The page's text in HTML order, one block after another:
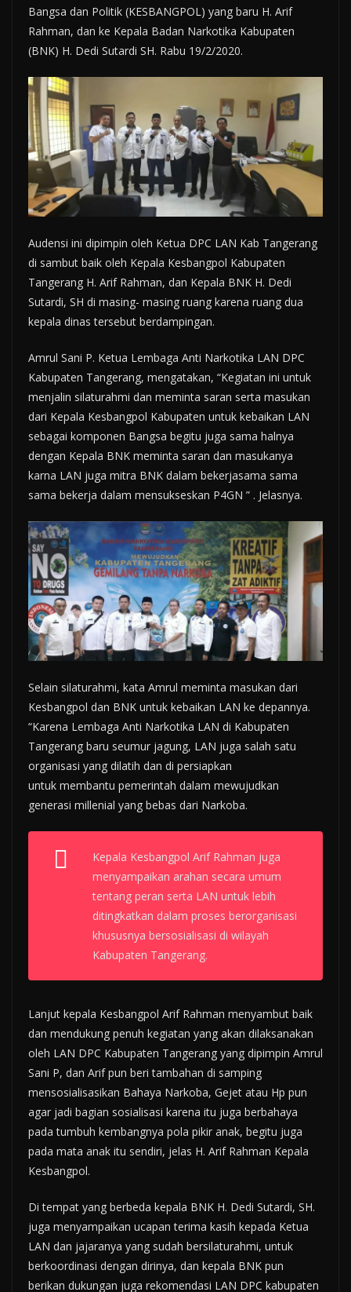
Bangsa dan Politik (KESBANGPOL) yang baru H. Arif
Rahman, dan ke Kepala Badan Narkotika Kabupaten
(BNK) H. Dedi Sutardi SH. Rabu 19/2/2020.
Audensi ini dipimpin oleh Ketua DPC LAN Kab Tangerang
di sambut baik oleh Kepala Kesbangpol Kabupaten
Tangerang H. Arif Rahman, dan Kepala BNK H. Dedi
Sutardi, SH di masing- masing ruang karena ruang dua
kepala dinas tersebut berdampingan.
Amrul Sani P. Ketua Lembaga Anti Narkotika LAN DPC
Kabupaten Tangerang, mengatakan, “Kegiatan ini untuk
menjalin silaturahmi dan meminta saran serta masukan
dari Kepala Kesbangpol Kabupaten untuk kebaikan LAN
sebagai komponen Bangsa begitu juga sama halnya
dengan Kepala BNK meminta saran dan masukanya
karna LAN juga mitra BNK dalam bekerjasama sama
sama bekerja dalam mensukseskan P4GN ” . Jelasnya.
Selain silaturahmi, kata Amrul meminta masukan dari
Kesbangpol dan BNK untuk kebaikan LAN ke depannya.
“Karena Lembaga Anti Narkotika LAN di Kabupaten
Tangerang baru seumur jagung, LAN juga salah satu
organisasi yang dilatih dan di persiapkan
untuk membantu pemerintah dalam mewujudkan
generasi millenial yang bebas dari Narkoba.
Kepala Kesbangpol Arif Rahman juga
menyampaikan arahan secara umum
tentang peran serta LAN untuk lebih
ditingkatkan dalam proses berorganisasi
khususnya bersosialisasi di wilayah
Kabupaten Tangerang.
Lanjut kepala Kesbangpol Arif Rahman menyambut baik
dan mendukung penuh kegiatan yang akan dilaksanakan
oleh LAN DPC Kabupaten Tangerang yang dipimpin Amrul
Sani P, dan Arif pun beri tambahan di samping
mensosialisasikan Bahaya Narkoba, Gejet atau Hp pun
agar jadi bagian sosialisasi karena itu juga berbahaya
pada tumbuh kembangnya pola pikir anak, begitu juga
pada mata anak itu sendiri, jelas H. Arif Rahman Kepala
Kesbangpol.
Di tempat yang berbeda kepala BNK H. Dedi Sutardi, SH.
juga menyampaikan ucapan terima kasih kepada Ketua
LAN dan jajaranya yang sudah bersilaturahmi, untuk
berkoordinasi dengan dirinya, dan kepala BNK pun
berikan dukungan juga rekomendasi LAN DPC kabupaten